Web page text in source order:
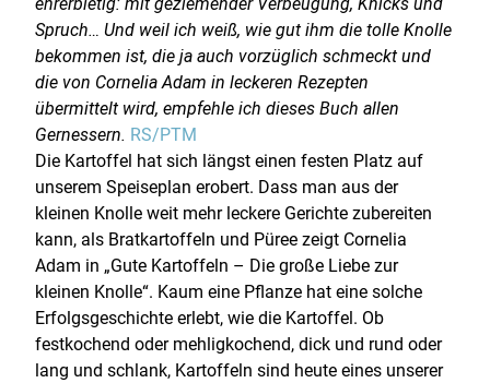
Spruch… Und weil ich weiß, wie gut ihm die tolle Knolle
bekommen ist, die ja auch vorzüglich schmeckt und
die von Cornelia Adam in leckeren Rezepten
übermittelt wird, empfehle ich dieses Buch allen
Gernessern. RS/PTM
Die Kartoffel hat sich längst einen festen Platz auf
unserem Speiseplan erobert. Dass man aus der
kleinen Knolle weit mehr leckere Gerichte zubereiten
kann, als Bratkartoffeln und Püree zeigt Cornelia
Adam in „Gute Kartoffeln – Die große Liebe zur
kleinen Knolle“. Kaum eine Pflanze hat eine solche
Erfolgsgeschichte erlebt, wie die Kartoffel. Ob
festkochend oder mehligkochend, dick und rund oder
lang und schlank, Kartoffeln sind heute eines unserer